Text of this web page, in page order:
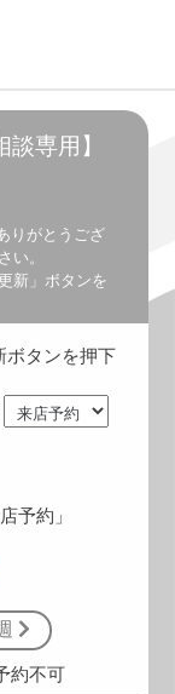
専用】
りがとうござ
。
新」ボタンを
ボタンを押下
予約」
約不可